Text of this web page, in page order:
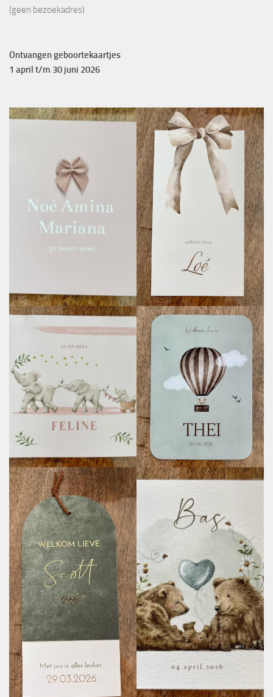
(geen bezoekadres)
Ontvangen geboortekaartjes
1 april t/m 30 juni 2026